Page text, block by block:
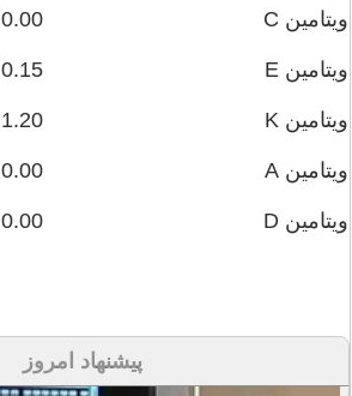
ویتامین C 0.00 میلی گرم
ویتامین E 0.15 میلی گرم
ویتامین K 1.20 میکروگرم
ویتامین A 0.00 میکروگرم
ویتامین D 0.00 میکروگرم
پیشنهاد امروز